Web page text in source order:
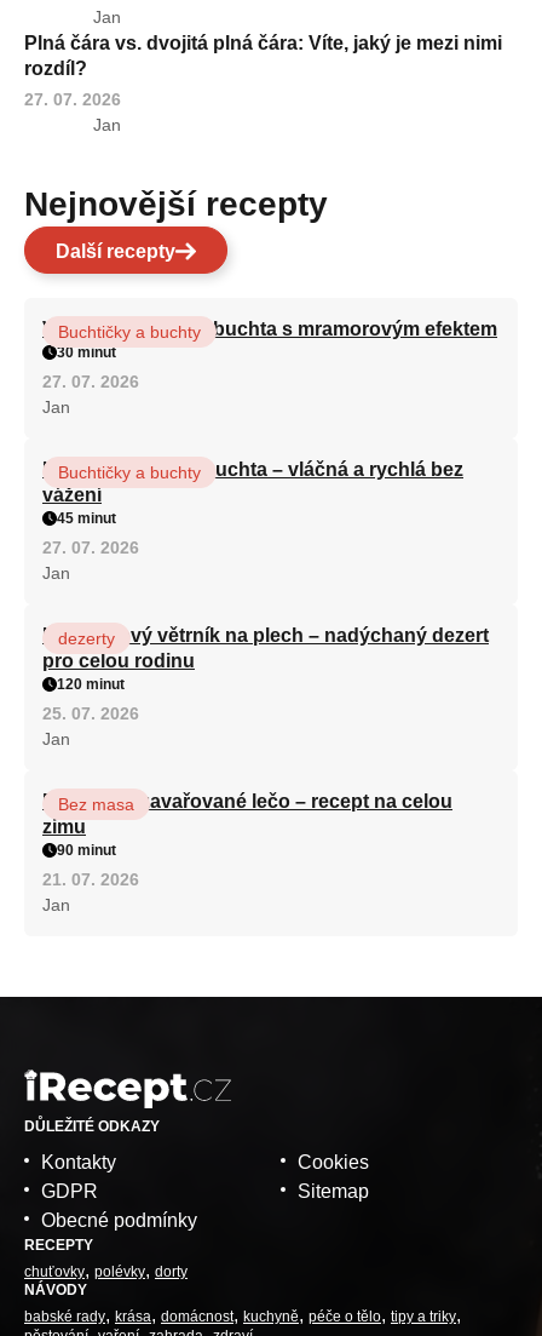
Jan
Plná čára vs. dvojitá plná čára: Víte, jaký je mezi nimi
rozdíl?
27. 07. 2026
Jan
Nejnovější recepty
Další recepty
Vláčná olejová litá buchta s mramorovým efektem
Buchtičky a buchty
30 minut
27. 07. 2026
Jan
Hrnková maková buchta – vláčná a rychlá bez
vážení
Buchtičky a buchty
45 minut
27. 07. 2026
Jan
Karamelový větrník na plech – nadýchaný dezert
pro celou rodinu
dezerty
120 minut
25. 07. 2026
Jan
Babiččino zavařované lečo – recept na celou
zimu
Bez masa
90 minut
21. 07. 2026
Jan
DŮLEŽITÉ ODKAZY
Kontakty
GDPR
Obecné podmínky
Cookies
Sitemap
RECEPTY
chuťovky polévky dorty
NÁVODY
babské rady
krása domácnost kuchyně péče o tělo tipy a triky